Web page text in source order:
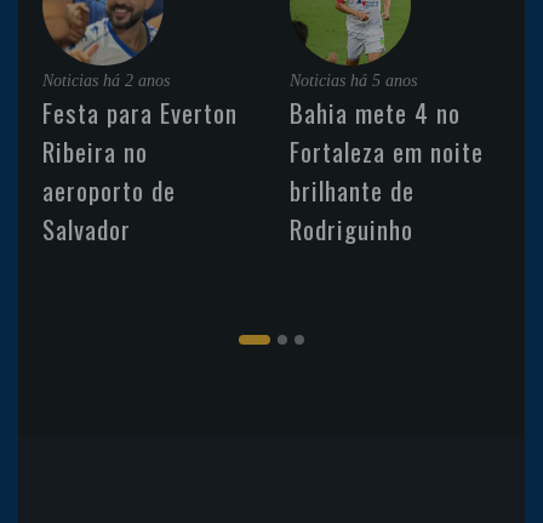
Noticias há 2 anos
Festa para Everton
Ribeira no
aeroporto de
Salvador
Noticias há 5 anos
Bahia mete 4 no
Fortaleza em noite
brilhante de
Rodriguinho